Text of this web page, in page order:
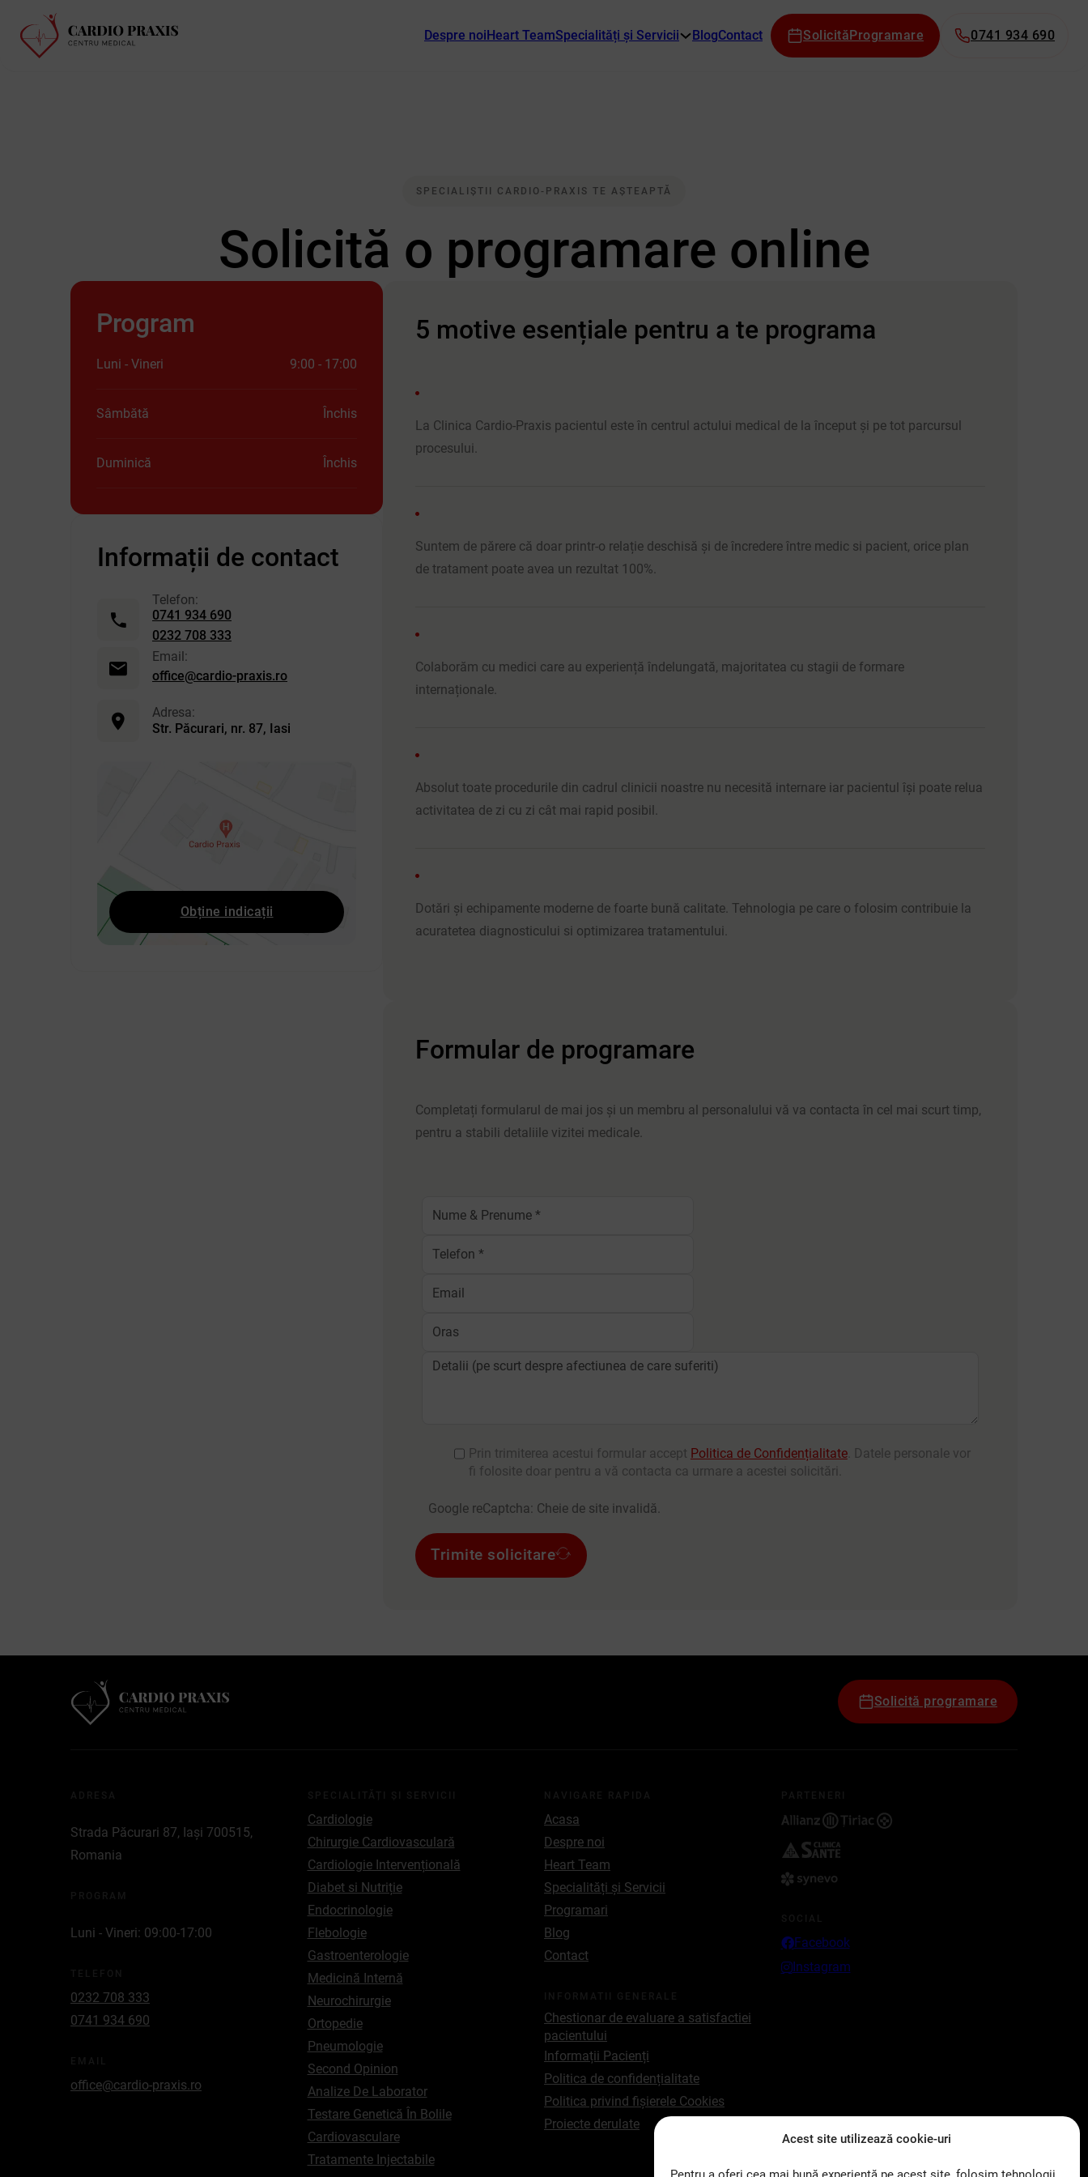
Acest site utilizează cookie-uri
Despre noiHeart TeamSpecialități și Servicii BlogContact SolicităProgramare 0741 934 690
SPECIALIȘTII CARDIO-PRAXIS TE AȘTEAPTĂ
Solicită o programare online
Program
Luni - Vineri 9:00 - 17:00
Sâmbătă Închis
Duminică Închis
Informații de contact
Telefon:
0741 934 690
0232 708 333
Email:
office@cardio-praxis.ro
Adresa:
Str. Păcurari, nr. 87, Iasi
Obține indicații
5 motive esențiale pentru a te programa
La Clinica Cardio-Praxis pacientul este în centrul actului medical de la început și pe tot parcursul
procesului.
Suntem de părere că doar printr-o relație deschisă și de încredere între medic si pacient, orice plan
de tratament poate avea un rezultat 100%.
Colaborăm cu medici care au experiență îndelungată, majoritatea cu stagii de formare
internaționale.
Absolut toate procedurile din cadrul clinicii noastre nu necesită internare iar pacientul își poate relua
activitatea de zi cu zi cât mai rapid posibil.
Dotări și echipamente moderne de foarte bună calitate. Tehnologia pe care o folosim contribuie la
acuratetea diagnosticului si optimizarea tratamentului.
Formular de programare
Completați formularul de mai jos și un membru al personalului vă va contacta în cel mai scurt timp,
pentru a stabili detaliile vizitei medicale.
Prin trimiterea acestui formular accept Politica de Confidențialitate. Datele personale vor
fi folosite doar pentru a vă contacta ca urmare a acestei solicitări.
Google reCaptcha: Cheie de site invalidă.
Trimite solicitare
Solicită programare
Strada Păcurari 87, Iași 700515,
Romania
Luni - Vineri: 09:00-17:00
0232 708 333
0741 934 690
office@cardio-praxis.ro
Cardiologie
Chirurgie Cardiovasculară
Cardiologie Intervențională
Diabet si Nutriție
Endocrinologie
Flebologie
Gastroenterologie
Medicină Internă
Neurochirurgie
Ortopedie
Pneumologie
Second Opinion
Analize De Laborator
Testare Genetică În Bolile
Cardiovasculare
Tratamente Injectabile
Acasa
Despre noi
Heart Team
Specialități și Servicii
Programari
Blog
Contact
Chestionar de evaluare a satisfactiei
pacientului
Informații Pacienți
Politica de confidențialitate
Politica privind fișierele Cookies
Proiecte derulate
Facebook
Instagram